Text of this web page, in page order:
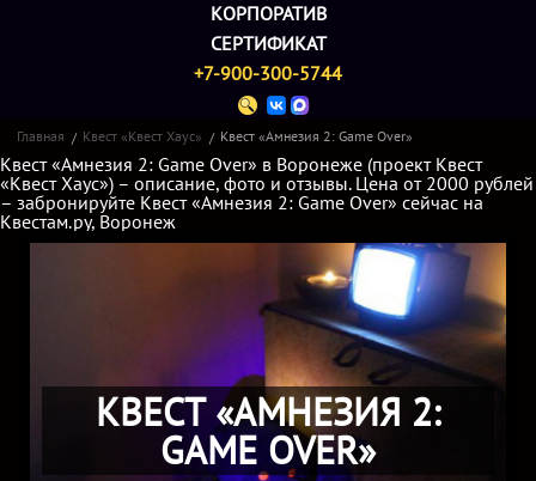
КОРПОРАТИВ
СЕРТИФИКАТ
+7-900-300-5744
Главная Квест «Квест Хаус» Квест «Амнезия 2: Game Over»
Квест «Амнезия 2: Game Over» в Воронеже (проект Квест
«Квест Хаус») – описание, фото и отзывы. Цена от 2000 рублей
– забронируйте Квест «Амнезия 2: Game Over» сейчас на
Квестам.ру, Воронеж
КВЕСТ «АМНЕЗИЯ 2:
GAME OVER»